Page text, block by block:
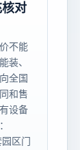
对
不能
装、
全国
和售
设备
区门